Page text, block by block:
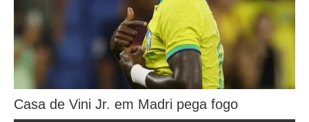
Casa de Vini Jr. em Madri pega fogo